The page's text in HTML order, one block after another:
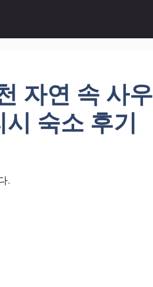
자연 속 사우
숙소 후기
.